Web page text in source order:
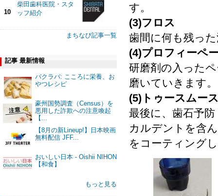
10
柴田歯科医院・スタ
ッフ紹介
まちなび記事一覧
記事 最新情報
バクラバ: こころに栄養、お
やつレシピ
豪州国勢調査（Census）を
悪用した詐欺への注意喚起
【...
【8月の新Lineup!】日本映画
無料配信 JFF...
おいしい日本 - Oishii NIHON
【和食】
もっと見る
す。
(3)フロス
歯間に何も残っ
(4)プロフィーペ
研磨剤の入った
磨いていきます。
(5)トゥースムー
最後に、歯石予
カルデントを含
をコーティング